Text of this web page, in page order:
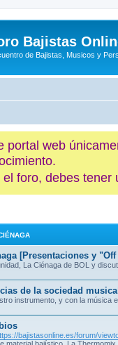
Bajistas
de Bajistas, Musicos y
portal web
foro, debes
[Presentaciones y
La Ciénaga de BOL y
de la sociedad
instrumento, y con la música
bajistasonline.es/forum/